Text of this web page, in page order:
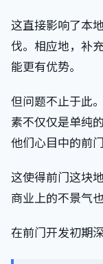
这直接影响了本
伐。相应地，
能更有优势。
但问题不止于此
素不仅仅是单纯
他们心目中的前
这使得前门这块
商业上的不景气
在前门开发初期